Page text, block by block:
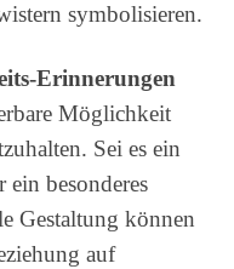
symbolisieren.
Erinnerungen
Möglichkeit
Sei es ein
besonderes
Gestaltung können
auf